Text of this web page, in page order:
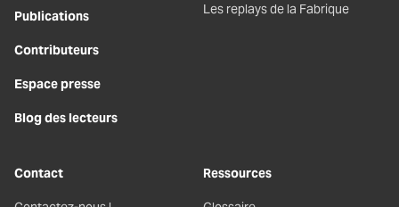
Publications
Contributeurs
Espace presse
Blog des lecteurs
Les replays de la Fabrique
Contact Ressources